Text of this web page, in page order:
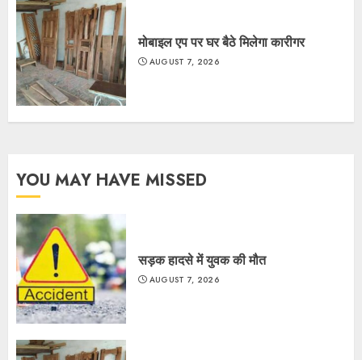
मोबाइल एप पर घर बैठे मिलेगा कारीगर
AUGUST 7, 2026
YOU MAY HAVE MISSED
सड़क हादसे में युवक की मौत
AUGUST 7, 2026